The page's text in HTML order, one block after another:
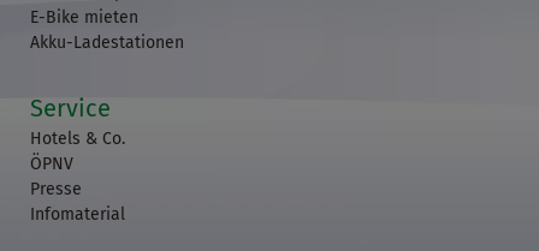
E-Bike mieten
Akku-Ladestationen
Service
Hotels & Co.
ÖPNV
Presse
Infomaterial